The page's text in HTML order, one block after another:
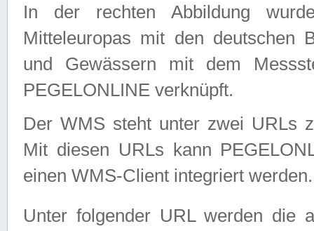
In der rechten Abbildung
Mitteleuropas mit den deutschen
und Gewässern mit dem
PEGELONLINE verknüpft.
Der WMS steht unter zwei URLs
Mit diesen URLs kann
einen WMS-Client integriert werden.
Unter folgender URL werden die